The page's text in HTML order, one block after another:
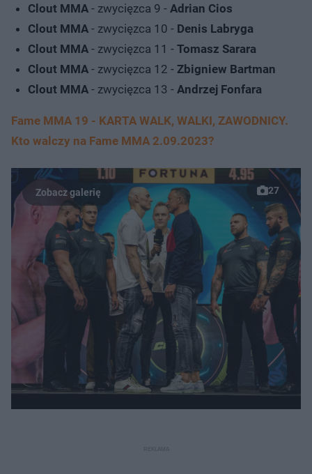
Clout MMA - zwycięzca 9 - Adrian Cios
Clout MMA - zwycięzca 10 - Denis Labryga
Clout MMA - zwycięzca 11 - Tomasz Sarara
Clout MMA - zwycięzca 12 - Zbigniew Bartman
Clout MMA - zwycięzca 13 - Andrzej Fonfara
Fame MMA 19 - KARTA WALK, WALKI, ZAWODNICY.
Kto walczy na Fame MMA 2.09.2023?
27